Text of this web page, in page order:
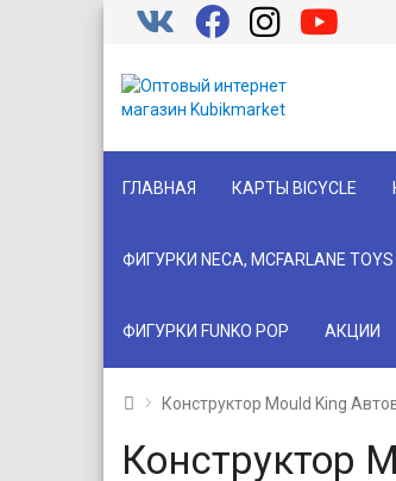
ГЛАВНАЯ КАРТЫ BICYCLE
ФИГУРКИ NECA, MCFARLANE TOYS
ФИГУРКИ FUNKO POP АКЦИИ
Конструктор Mould King
Конструктор